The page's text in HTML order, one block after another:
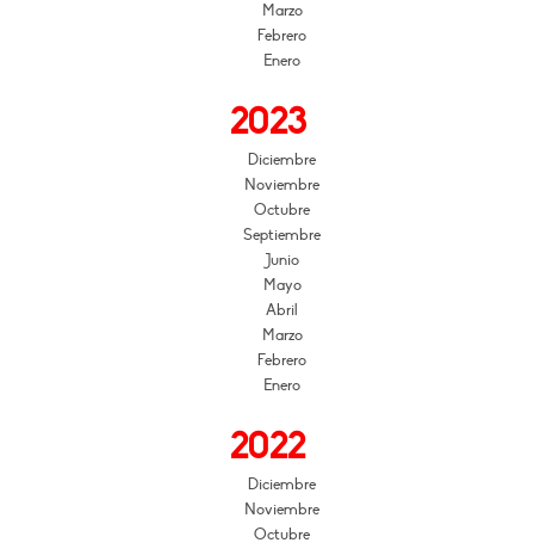
Marzo
Febrero
Enero
2023
Diciembre
Noviembre
Octubre
Septiembre
Junio
Mayo
Abril
Marzo
Febrero
Enero
2022
Diciembre
Noviembre
Octubre